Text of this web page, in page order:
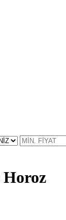
Horoz